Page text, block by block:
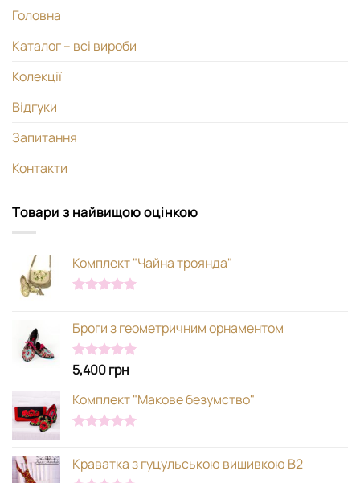
Головна
Каталог – всі вироби
Колекції
Відгуки
Запитання
Контакти
Товари з найвищою оцінкою
Комплект "Чайна троянда"
Броги з геометричним орнаментом
Оцінено в
з 5
5,400грн
Комплект "Макове безумство"
Краватка з гуцульською вишивкою В2